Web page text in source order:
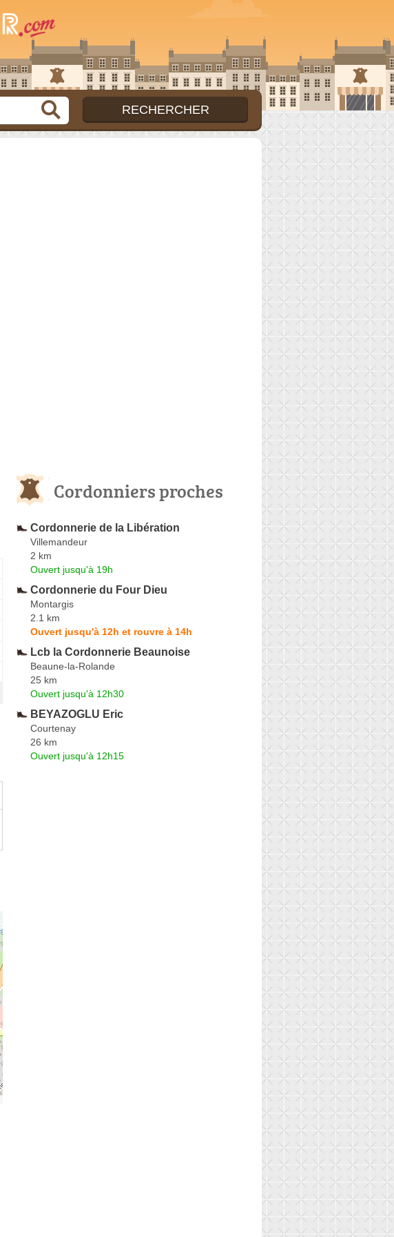
Cordonniers proches
Cordonnerie de la Libération
Villemandeur
2 km
Ouvert jusqu'à 19h
Cordonnerie du Four Dieu
Montargis
2.1 km
Ouvert jusqu'à 12h et rouvre à 14h
Lcb la Cordonnerie Beaunoise
Beaune-la-Rolande
25 km
Ouvert jusqu'à 12h30
BEYAZOGLU Eric
Courtenay
26 km
Ouvert jusqu'à 12h15